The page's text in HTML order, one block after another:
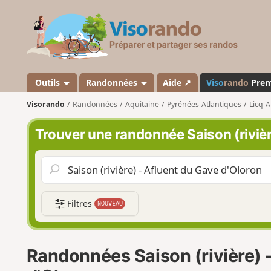
s
a
n
d
o
Outils Randonnées Aide ↗ Visorando
Visorando Randonnées Aquitaine Pyrénées-Atlantiques Licq-
Trouver une randonnée Saison
Filtres NOUVEAU
Randonnées Saison (rivière)